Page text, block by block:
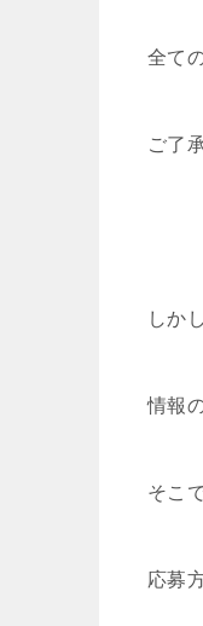
全て
ご了
しか
情報
そこ
応募